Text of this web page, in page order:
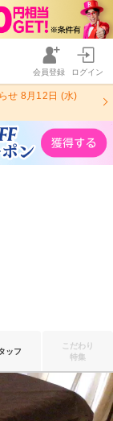
会員登録 ログイン
せ 8月12日 (水)
ッフ
こだわり
特集